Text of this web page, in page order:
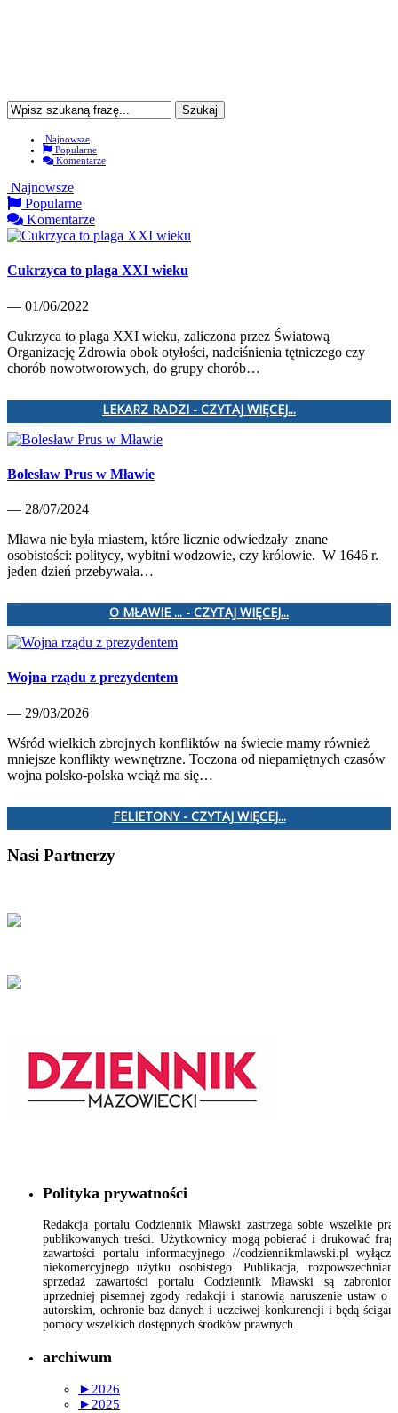
Najnowsze
Popularne
Komentarze
Najnowsze
Popularne
Komentarze
Cukrzyca to plaga XXI wieku
— 01/06/2022
Cukrzyca to plaga XXI wieku, zaliczona przez Światową
Organizację Zdrowia obok otyłości, nadciśnienia tętniczego czy
chorób nowotworowych, do grupy chorób…
LEKARZ RADZI - CZYTAJ WIĘCEJ...
Bolesław Prus w Mławie
— 28/07/2024
Mława nie była miastem, które licznie odwiedzały znane
osobistości: politycy, wybitni wodzowie, czy królowie. W 1646 r.
jeden dzień przebywała…
O MŁAWIE ... - CZYTAJ WIĘCEJ...
Wojna rządu z prezydentem
— 29/03/2026
Wśród wielkich zbrojnych konfliktów na świecie mamy również
mniejsze konflikty wewnętrzne. Toczona od niepamiętnych czasów
wojna polsko-polska wciąż ma się…
FELIETONY - CZYTAJ WIĘCEJ...
Nasi Partnerzy
Polityka prywatności
Redakcja portalu Codziennik Mławski zastrzega sobie wszelkie
publikowanych treści. Użytkownicy mogą pobierać i drukować
zawartości portalu informacyjnego //codziennikmlawski.pl
niekomercyjnego użytku osobistego. Publikacja,
sprzedaż zawartości portalu Codziennik Mławski są
uprzedniej pisemnej zgody redakcji i stanowią naruszenie ustaw o
autorskim, ochronie baz danych i uczciwej konkurencji i będą
pomocy wszelkich dostępnych środków prawnych.
archiwum
►2026
►2025